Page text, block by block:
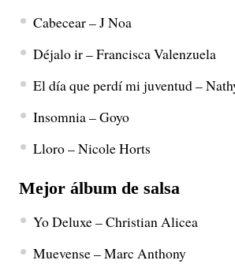
Cabecear – J Noa
Déjalo ir – Francisca Valenzuela
El día que perdí mi juventud –
Insomnia – Goyo
Lloro – Nicole Horts
Mejor álbum de salsa
Yo Deluxe – Christian Alicea
Muevense – Marc Anthony